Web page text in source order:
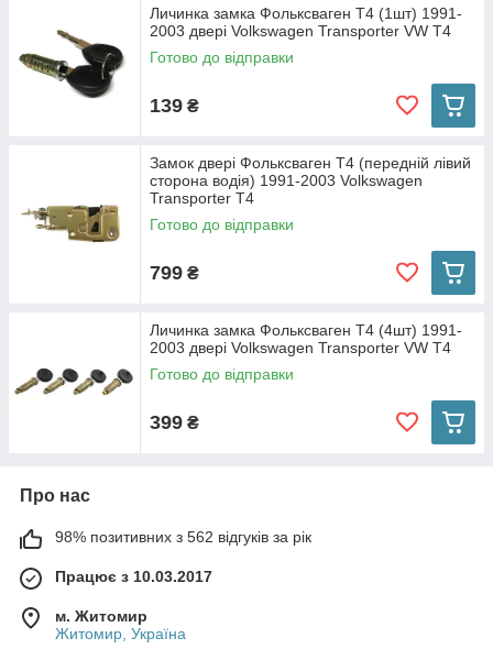
Личинка замка Фольксваген Т4 (1шт) 1991-
2003 двері Volkswagen Transporter VW T4
Готово до відправки
139 ₴
Замок двері Фольксваген Т4 (передній лівий
сторона водія) 1991-2003 Volkswagen
Transporter T4
Готово до відправки
799 ₴
Личинка замка Фольксваген Т4 (4шт) 1991-
2003 двері Volkswagen Transporter VW T4
Готово до відправки
399 ₴
Про нас
98% позитивних з 562 відгуків за рік
Працює з 10.03.2017
м. Житомир
Житомир, Україна